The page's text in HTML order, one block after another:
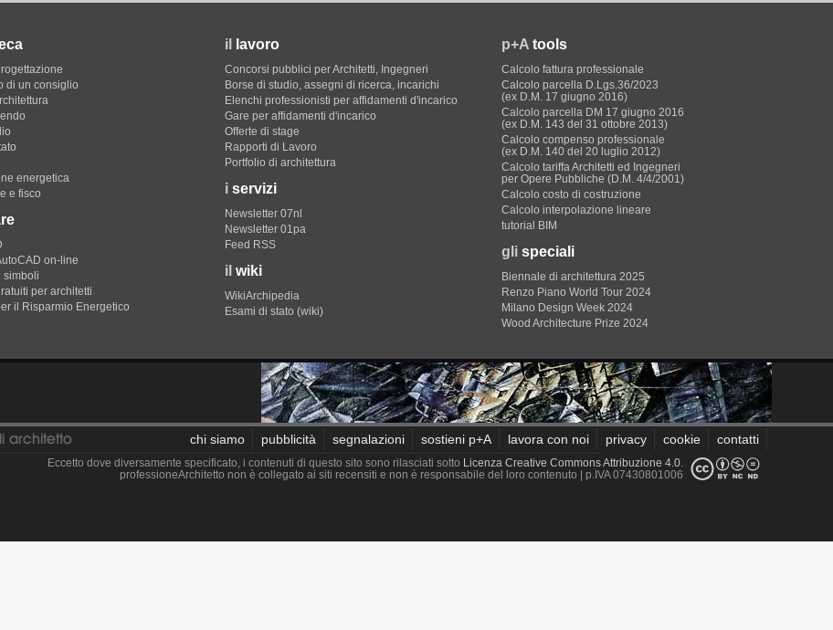
di un consiglio
energetica
e fisco
on-line
simboli
per architetti
il Risparmio Energetico
il lavoro
Concorsi pubblici per Architetti, Ingegneri
Borse di studio, assegni di ricerca, incarichi
Elenchi professionisti per affidamenti d'incarico
Gare per affidamenti d'incarico
Offerte di stage
Rapporti di Lavoro
Portfolio di architettura
i servizi
Newsletter 07nl
Newsletter 01pa
Feed RSS
il wiki
WikiArchipedia
Esami di stato (wiki)
p+A tools
Calcolo fattura professionale
Calcolo parcella D.Lgs.36/2023
(ex D.M. 17 giugno 2016)
Calcolo parcella DM 17 giugno 2016
(ex D.M. 143 del 31 ottobre 2013)
Calcolo compenso professionale
(ex D.M. 140 del 20 luglio 2012)
Calcolo tariffa Architetti ed Ingegneri
per Opere Pubbliche (D.M. 4/4/2001)
Calcolo costo di costruzione
Calcolo interpolazione lineare
tutorial BIM
gli speciali
Biennale di architettura 2025
Renzo Piano World Tour 2024
Milano Design Week 2024
Wood Architecture Prize 2024
chi siamo pubblicità segnalazioni sostieni p+A lavora con noi privacy cookie contatti
Eccetto dove diversamente specificato, i contenuti di questo sito sono rilasciati sotto Licenza Creative Commons Attribuzione 4.0.
professioneArchitetto non è collegato ai siti recensiti e non è responsabile del loro contenuto
| p.IVA 07430801006